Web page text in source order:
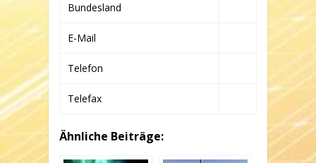
Bundesland
E-Mail
Telefon
Telefax
Ähnliche Beiträge: